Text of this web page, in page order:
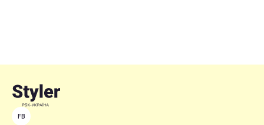
FB